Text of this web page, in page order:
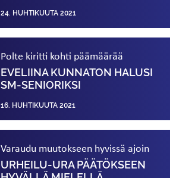
24. HUHTIKUUTA 2021
Polte kiritti kohti päämäärää
EVELIINA KUNNATON HALUSI
SM-SENIORIKSI
16. HUHTIKUUTA 2021
Varaudu muutokseen hyvissä ajoin
URHEILU-URA PÄÄTÖKSEEN